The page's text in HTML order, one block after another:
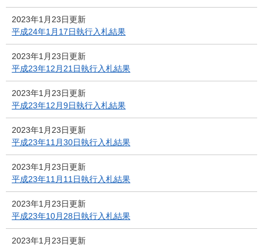
2023年1月23日更新
平成24年1月17日執行入札結果
2023年1月23日更新
平成23年12月21日執行入札結果
2023年1月23日更新
平成23年12月9日執行入札結果
2023年1月23日更新
平成23年11月30日執行入札結果
2023年1月23日更新
平成23年11月11日執行入札結果
2023年1月23日更新
平成23年10月28日執行入札結果
2023年1月23日更新